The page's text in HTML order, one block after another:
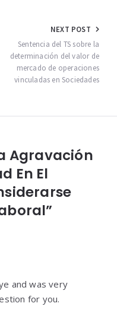
NEXT POST
Sentencia del TS sobre la
determinación del valor de
mercado de operaciones
vinculadas en Sociedades
Agravación
En El
and was very
for you.